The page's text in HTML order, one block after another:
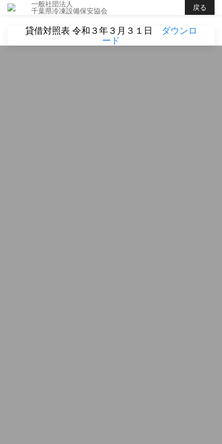
一般社団法人
千葉県冷凍設備保安協会
戻る
貸借対照表 令和３年３月３１日
ダウンロ
ード